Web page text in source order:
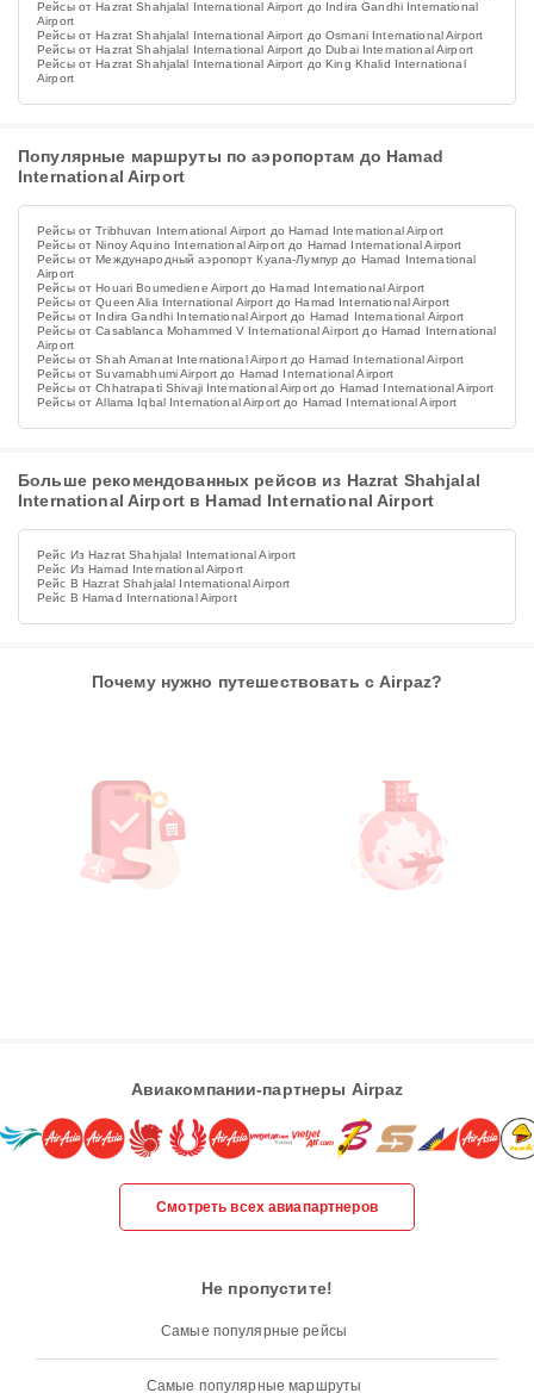
Рейсы от Hazrat Shahjalal International Airport до Indira Gandhi International
Airport
Рейсы от Hazrat Shahjalal International Airport до Osmani International Airport
Рейсы от Hazrat Shahjalal International Airport до Dubai International Airport
Рейсы от Hazrat Shahjalal International Airport до King Khalid International
Airport
Популярные маршруты по аэропортам до Hamad
International Airport
Рейсы от Tribhuvan International Airport до Hamad International Airport
Рейсы от Ninoy Aquino International Airport до Hamad International Airport
Рейсы от Международный аэропорт Куала-Лумпур до Hamad International
Airport
Рейсы от Houari Boumediene Airport до Hamad International Airport
Рейсы от Queen Alia International Airport до Hamad International Airport
Рейсы от Indira Gandhi International Airport до Hamad International Airport
Рейсы от Casablanca Mohammed V International Airport до Hamad International
Airport
Рейсы от Shah Amanat International Airport до Hamad International Airport
Рейсы от Suvarnabhumi Airport до Hamad International Airport
Рейсы от Chhatrapati Shivaji International Airport до Hamad International Airport
Рейсы от Allama Iqbal International Airport до Hamad International Airport
Больше рекомендованных рейсов из Hazrat Shahjalal
International Airport в Hamad International Airport
Рейс Из Hazrat Shahjalal International Airport
Рейс Из Hamad International Airport
Рейс В Hazrat Shahjalal International Airport
Рейс В Hamad International Airport
Почему нужно путешествовать с Airpaz?
Авиакомпании-партнеры Airpaz
Смотреть всех авиапартнеров
Не пропустите!
Самые популярные рейсы
Самые популярные маршруты